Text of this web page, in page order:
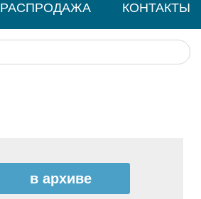
РАСПРОДАЖА КОНТАКТЫ
в архиве